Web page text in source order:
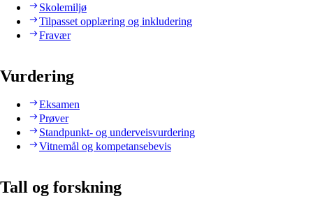
Skolemiljø
Tilpasset opplæring og inkludering
Fravær
Vurdering
Eksamen
Prøver
Standpunkt- og underveisvurdering
Vitnemål og kompetansebevis
Tall og forskning